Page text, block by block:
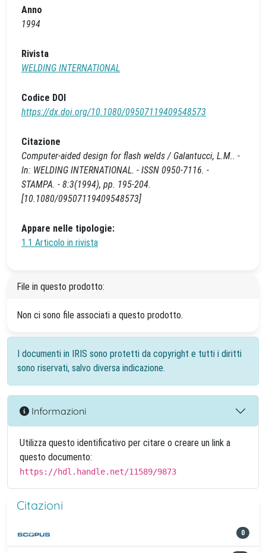
Anno
1994
Rivista
WELDING INTERNATIONAL
Codice DOI
https://dx.doi.org/10.1080/09507119409548573
Citazione
Computer‐aided design for flash welds / Galantucci, L.M.. -
In: WELDING INTERNATIONAL. - ISSN 0950-7116. -
STAMPA. - 8:3(1994), pp. 195-204.
[10.1080/09507119409548573]
Appare nelle tipologie:
1.1 Articolo in rivista
File in questo prodotto:
Non ci sono file associati a questo prodotto.
I documenti in IRIS sono protetti da copyright e tutti i diritti
sono riservati, salvo diversa indicazione.
Informazioni
Utilizza questo identificativo per citare o creare un link a
questo documento:
https://hdl.handle.net/11589/9873
Citazioni
0